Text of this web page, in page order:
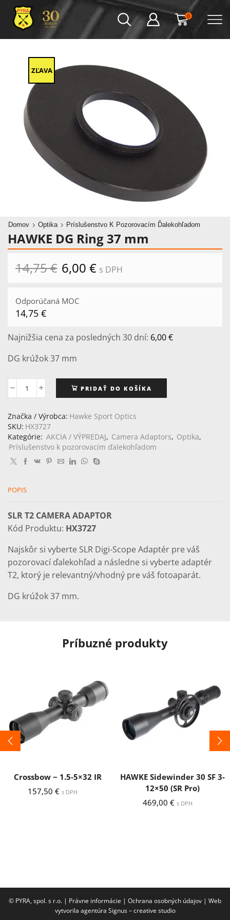
0
ZĽAVA
Domov Optika Príslušenstvo K Pozorovacím Ďalekohľadom
HAWKE DG Ring 37 mm
14,75€ Pôvodná
cena
14,75 €.
6,00 €Aktuálna
cena
s DPH
Odporúčaná MOC
14,75 €
Najnižšia cena za posledných 30 dní: 6,00€
DG krúžok 37 mm
množstvo
DG
Ring
37
mm
PRIDAŤ DO KOŠÍKA
Značka / Výrobca: Hawke Sport Optics
SKU: HX3727
Kategórie: AKCIA / VÝPREDAJ, Camera Adaptors, Optika,
Príslušenstvo k pozorovacím ďalekohľadom
POPIS
SLR T2 CAMERA ADAPTOR
Kód Produktu: HX3727
Najskôr si vyberte SLR Digi-Scope Adaptér pre váš
pozorovací ďalekohľad a následne si vyberte adaptér
T2, ktorý je relevantný/vhodný pre váš fotoaparát.
DG krúžok 37 mm.
Príbuzné produkty
Crossbow ~ 1.5-5×32 IR
157,50 € s DPH
HAWKE Sidewinder 30 SF 3-
12×50 (SR Pro)
469,00 € s DPH
© PYRA, spol. s r.o. | Právne informácie | Ochrana osobných údajov | Web
vytvorila agentúra Signus – creative studio